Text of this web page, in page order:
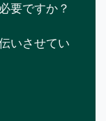
要ですか？
いさせてい